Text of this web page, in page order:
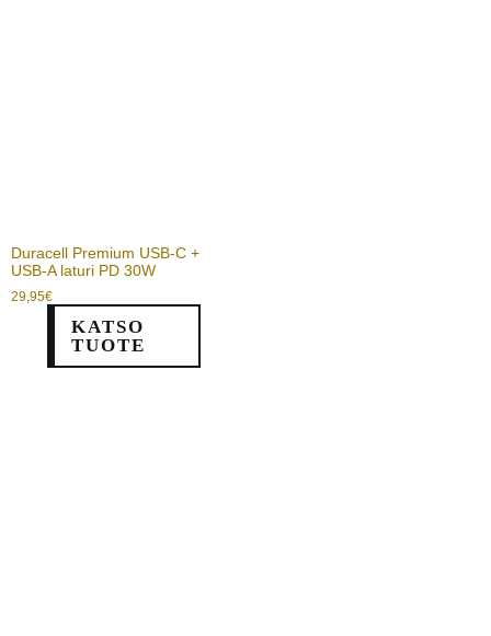
Duracell Premium USB-C +
USB-A laturi PD 30W
29,95€
KATSO
TUOTE